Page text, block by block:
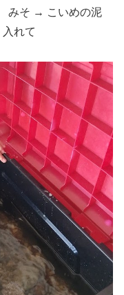
みそ → こいめの泥
れて